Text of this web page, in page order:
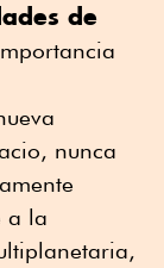
de
nunca
a la